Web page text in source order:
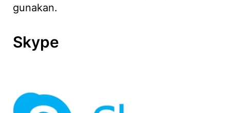
gunakan.
Skype